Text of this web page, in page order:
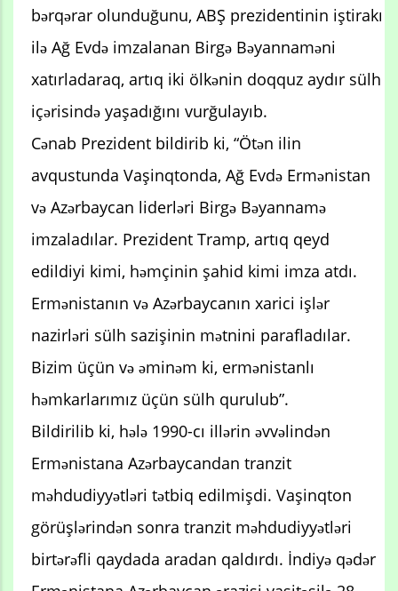
bərqərar olunduğunu, ABŞ prezidentinin iştirakı
ilə Ağ Evdə imzalanan Birgə Bəyannaməni
xatırladaraq, artıq iki ölkənin doqquz aydır sülh
içərisində yaşadığını vurğulayıb.
Cənab Prezident bildirib ki, “Ötən ilin
avqustunda Vaşinqtonda, Ağ Evdə Ermənistan
və Azərbaycan liderləri Birgə Bəyannamə
imzaladılar. Prezident Tramp, artıq qeyd
edildiyi kimi, həmçinin şahid kimi imza atdı.
Ermənistanın və Azərbaycanın xarici işlər
nazirləri sülh sazişinin mətnini parafladılar.
Bizim üçün və əminəm ki, ermənistanlı
həmkarlarımız üçün sülh qurulub”.
Bildirilib ki, hələ 1990-cı illərin əvvəlindən
Ermənistana Azərbaycandan tranzit
məhdudiyyətləri tətbiq edilmişdi. Vaşinqton
görüşlərindən sonra tranzit məhdudiyyətləri
birtərəfli qaydada aradan qaldırdı. İndiyə qədər